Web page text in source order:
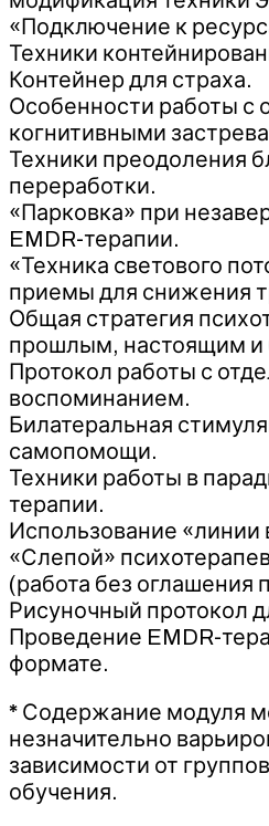
«Подключение к
Техники
Контейнер для страха.
Особенности работы с
когнитивными
Техники преодоления
переработки.
«Парковка» при
EMDR-терапии.
«Техника светового
приемы для снижения
Общая стратегия
прошлым, настоящим и
Протокол работы с
воспоминанием.
Билатеральная
самопомощи.
Техники работы в
терапии.
Использование «линии
«Слепой»
(работа без оглашения
Рисуночный протокол
Проведение EMDR-
формате.
* Содержание модуля
незначительно
зависимости от
обучения.